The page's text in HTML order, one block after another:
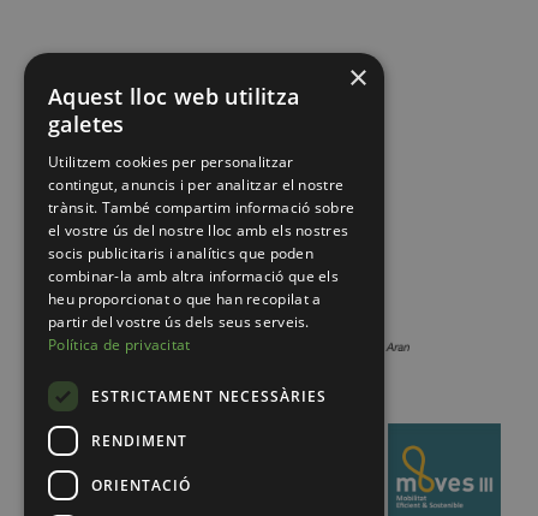
×
Aquest lloc web utilitza
galetes
Utilitzem cookies per personalitzar
contingut, anuncis i per analitzar el nostre
trànsit. També compartim informació sobre
el vostre ús del nostre lloc amb els nostres
socis publicitaris i analítics que poden
combinar-la amb altra informació que els
heu proporcionat o que han recopilat a
partir del vostre ús dels seus serveis.
Política de privacitat
ESTRICTAMENT NECESSÀRIES
RENDIMENT
ORIENTACIÓ